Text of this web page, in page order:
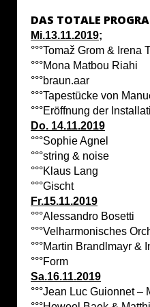
DAS TOTALE
Mi.13.11.2019;
°°°Tomaž Grom & Irena
°°°Mona Matbou Riahi
°°°braun.aar
°°°Tapestücke von
°°°Eröffnung der
Do. 14.11.2019
°°°Sophie Agnel
°°°string & noise
°°°Klaus Lang
°°°Gischt
Fr.15.11.2019
°°°Alessandro Bosetti
°°°Velharmonisches
°°°Martin Brandlmayr &
°°°Form
Sa.16.11.2019
°°°Jean Luc Guionnet